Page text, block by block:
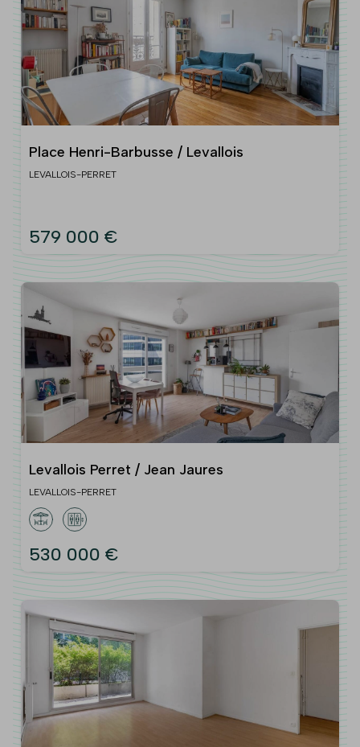
Place Henri-Barbusse / Levallois
LEVALLOIS-PERRET
579 000 €
Levallois Perret / Jean Jaures
LEVALLOIS-PERRET
530 000 €